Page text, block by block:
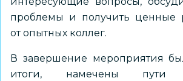
проблемы и получить ценные
от опытных коллег.
В завершение мероприятия
итоги, намечены пути